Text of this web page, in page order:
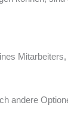
andere